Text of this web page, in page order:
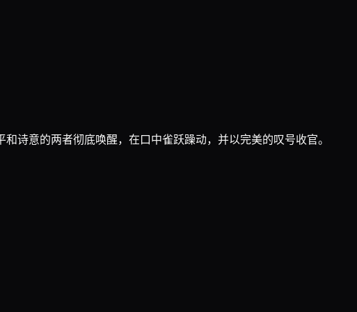
诗意的两者彻底唤醒，在口中雀跃躁动，并以完美的叹号收官。